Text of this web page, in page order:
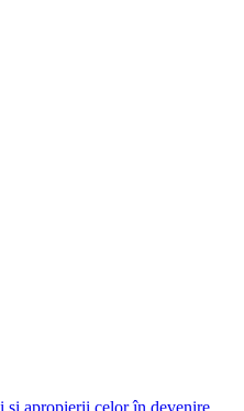
apropierii celor în devenire